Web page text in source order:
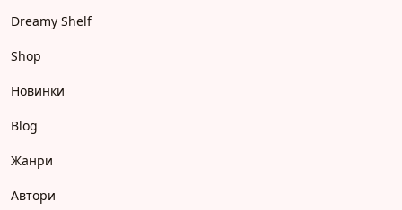
Dreamy Shelf
Shop
Новинки
Blog
Жанри
Автори